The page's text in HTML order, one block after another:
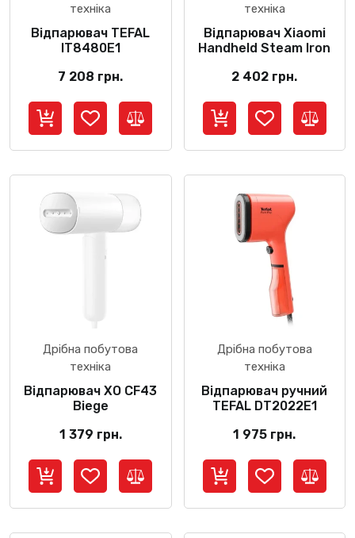
техніка
Відпарювач TEFAL
IT8480E1
7 208 грн.
техніка
Відпарювач Xiaomi
Handheld Steam Iron
2 402 грн.
Дрібна побутова
техніка
Відпарювач XO CF43
Biege
1 379 грн.
Дрібна побутова
техніка
Відпарювач ручний
TEFAL DT2022E1
1 975 грн.